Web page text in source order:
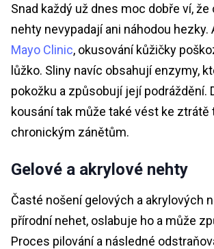
Snad každý už dnes moc dobře ví, že
nehty nevypadají ani náhodou hezky.
Mayo Clinic, okusování kůžičky
lůžko. Sliny navíc obsahují enzymy,
pokožku a způsobují její podráždění.
kousání tak může také vést ke ztrátě
chronickým zánětům.
Gelové a akrylové nehty
Časté nošení gelových a akrylových
přírodní nehet, oslabuje ho a může
Proces pilování a následné